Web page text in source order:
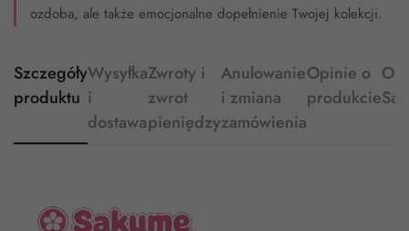
ozdoba, ale także emocjonalne dopełnienie Twojej kolekcji.
Szczegóły
produktu
Wysyłka
i
dostawa
Zwroty i
zwrot
pieniędzy
Anulowanie
i zmiana
zamówienia
Opinie o
produkcie
O